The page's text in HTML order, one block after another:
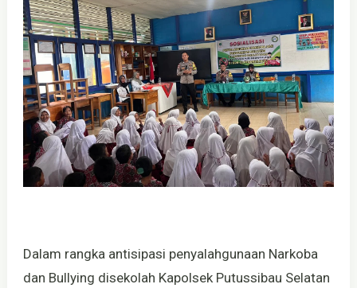
Dalam rangka antisipasi penyalahgunaan Narkoba
dan Bullying disekolah Kapolsek Putussibau Selatan